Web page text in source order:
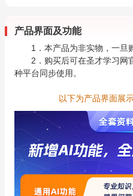
产品界面及功能
1．本产品为非实物，一旦
2．购买后可在圣才学习网
种平台同步使用。
以下为产品界面展